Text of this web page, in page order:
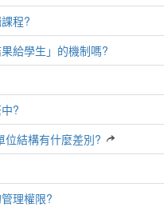
程?
給學生」的機制嗎?
?
位結構有什麼差別?
理權限?